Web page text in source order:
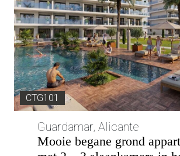
CTG101
Guardamar, Alicante
Mooie begane grond